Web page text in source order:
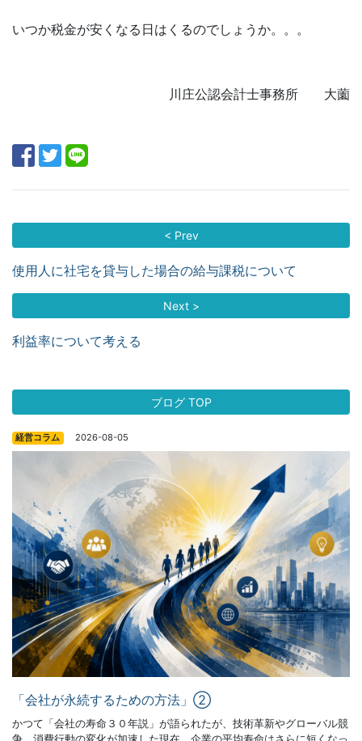
いつか税金が安くなる日はくるのでしょうか。。。
川庄公認会計士事務所 大薗
< Prev
使用人に社宅を貸与した場合の給与課税について
Next >
利益率について考える
ブログ TOP
経営コラム 2026-08-05
「会社が永続するための方法」②
かつて「会社の寿命３０年説」が語られたが、技術革新やグローバル競